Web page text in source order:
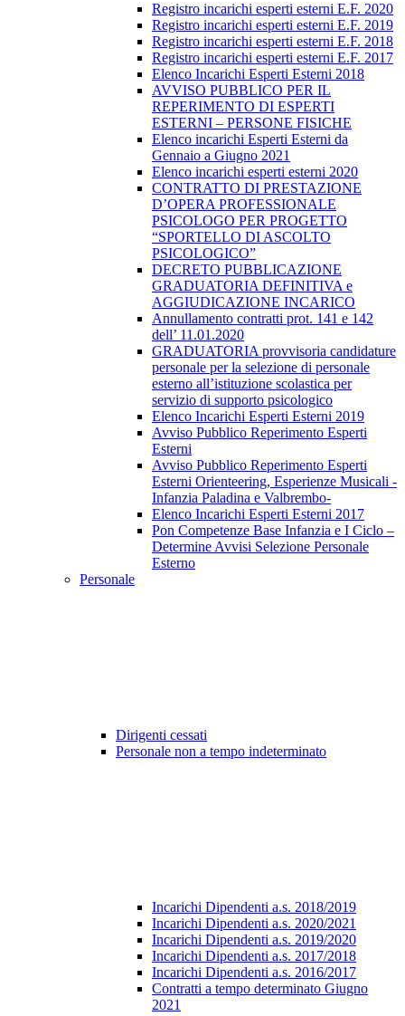
Registro incarichi esperti esterni E.F. 2020
Registro incarichi esperti esterni E.F. 2019
Registro incarichi esperti esterni E.F. 2018
Registro incarichi esperti esterni E.F. 2017
Elenco Incarichi Esperti Esterni 2018
AVVISO PUBBLICO PER IL
REPERIMENTO DI ESPERTI
ESTERNI – PERSONE FISICHE
Elenco incarichi Esperti Esterni da
Gennaio a Giugno 2021
Elenco incarichi esperti esterni 2020
CONTRATTO DI PRESTAZIONE
D’OPERA PROFESSIONALE
PSICOLOGO PER PROGETTO
“SPORTELLO DI ASCOLTO
PSICOLOGICO”
DECRETO PUBBLICAZIONE
GRADUATORIA DEFINITIVA e
AGGIUDICAZIONE INCARICO
Annullamento contratti prot. 141 e 142
dell’ 11.01.2020
GRADUATORIA provvisoria candidature
personale per la selezione di personale
esterno all’istituzione scolastica per
servizio di supporto psicologico
Elenco Incarichi Esperti Esterni 2019
Avviso Pubblico Reperimento Esperti
Esterni
Avviso Pubblico Reperimento Esperti
Esterni Orienteering, Esperienze Musicali -
Infanzia Paladina e Valbrembo-
Elenco Incarichi Esperti Esterni 2017
Pon Competenze Base Infanzia e I Ciclo –
Determine Avvisi Selezione Personale
Esterno
Personale
Dirigenti cessati
Personale non a tempo indeterminato
Incarichi Dipendenti a.s. 2018/2019
Incarichi Dipendenti a.s. 2020/2021
Incarichi Dipendenti a.s. 2019/2020
Incarichi Dipendenti a.s. 2017/2018
Incarichi Dipendenti a.s. 2016/2017
Contratti a tempo determinato Giugno
2021